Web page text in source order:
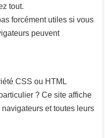
tout.
forcément utiles si vous
peuvent
CSS ou HTML
? Ce site affiche
et toutes leurs